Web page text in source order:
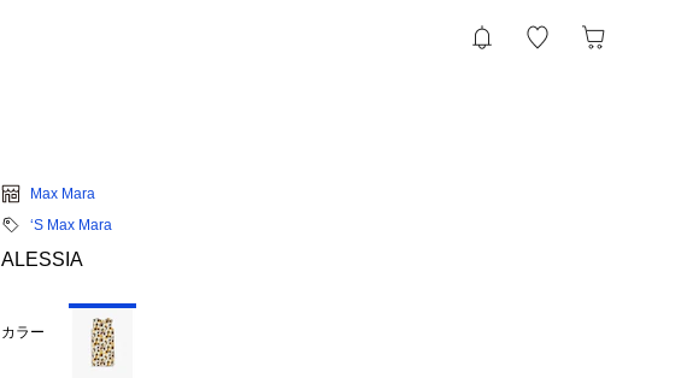
Max Mara
‘S Max Mara
ALESSIA
カラー